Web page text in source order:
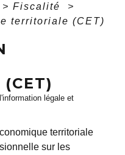
> Fiscalité
>
territoriale (CET)
légale et
territoriale
sur les